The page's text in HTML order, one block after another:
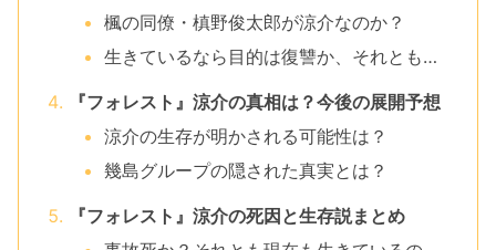
楓の同僚・槙野俊太郎が涼介なのか？
生きているなら目的は復讐か、それとも…
『フォレスト』涼介の真相は？今後の展開予想
涼介の生存が明かされる可能性は？
幾島グループの隠された真実とは？
『フォレスト』涼介の死因と生存説まとめ